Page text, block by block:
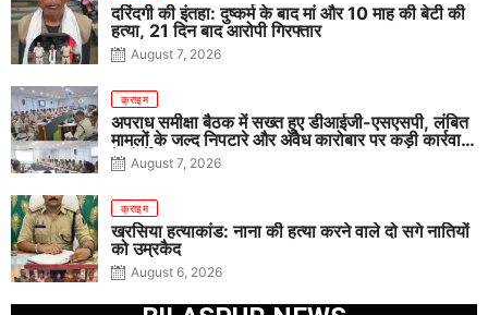
दरिंदगी की इंतहा: दुष्कर्म के बाद मां और 10 माह की बेटी की
हत्या, 21 दिन बाद आरोपी गिरफ्तार
August 7, 2026
क्राइम
अपराध समीक्षा बैठक में सख्त हुए डीआईजी-एसएसपी, लंबित
मामलों के जल्द निपटारे और अवैध कारोबार पर कड़ी कार्रवाई
के निर्देश
August 7, 2026
क्राइम
खरसिया हत्याकांड: नाना की हत्या करने वाले दो सगे नातियों
को उम्रकैद
August 6, 2026